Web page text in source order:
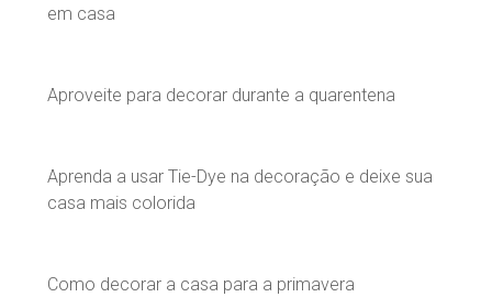
em casa
Aproveite para decorar durante a quarentena
Aprenda a usar Tie-Dye na decoração e deixe sua
casa mais colorida
Como decorar a casa para a primavera